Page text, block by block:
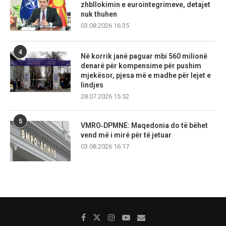
zhbllokimin e eurointegrimeve, detajet
nuk thuhen
03.08.2026 16:35
4
Në korrik janë paguar mbi 560 milionë
denarë për kompensime për pushim
mjekësor, pjesa më e madhe për lejet e
lindjes
28.07.2026 15:52
5
VMRO‑DPMNE: Maqedonia do të bëhet
vend më i mirë për të jetuar
03.08.2026 16:17